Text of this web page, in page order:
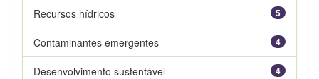
5
Recursos hídricos
4
Contaminantes emergentes
4
Desenvolvimento sustentável